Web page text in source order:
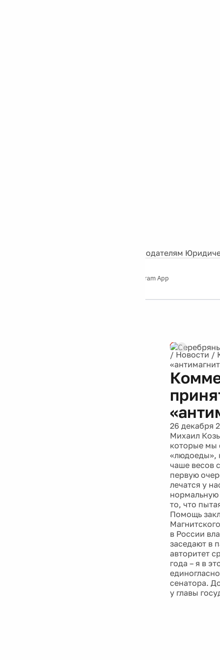
Рекламодателям
Telegram App
/ Новости /
26 декабря
Михаил
которые мы
«людоеды»,
чаше весов
первую
лечатся у
нормальную
то, что
Помощь
в России
заседают в
авторитет
года – я в
сенатора.
у главы